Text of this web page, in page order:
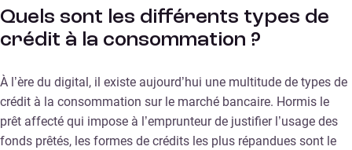
Quels sont les différents types de
crédit à la consommation ?
À l’ère du digital, il existe aujourd’hui une multitude de types de
crédit à la consommation sur le marché bancaire. Hormis le
prêt affecté qui impose à l’emprunteur de justifier l’usage des
fonds prêtés, les formes de crédits les plus répandues sont le